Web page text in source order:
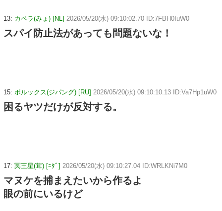
13: カペラ(みょ) [NL] 2026/05/20(水) 09:10:02.70 ID:7FBH0IuW0
スパイ防止法があっても問題ないな！
15: ポルックス(ジパング) [RU] 2026/05/20(水) 09:10:10.13 ID:Va7Hp1uW0
困るヤツだけが反対する。
17: 冥王星(茸) [ﾆﾀﾞ] 2026/05/20(水) 09:10:27.04 ID:WRLKNi7M0
マヌケを捕まえたいから作るよ
眼の前にいるけど